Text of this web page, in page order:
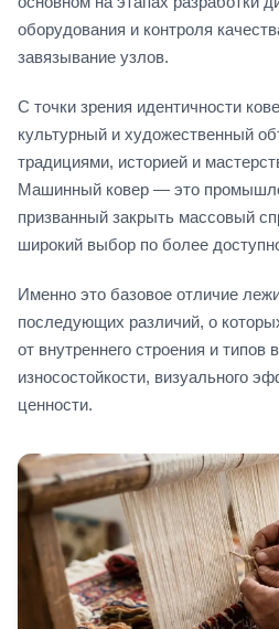
оборудования и контроля
завязывание узлов.
С точки зрения идентичности
культурный и художественный
традициями, историей и
Машинный ковер — это
призванный закрыть массовый
широкий выбор по более
Именно это базовое отличие
последующих различий, о
от внутреннего строения и типов
износостойкости, визуального
ценности.